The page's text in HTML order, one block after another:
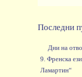
Последни
Дни на
9. Френска
Ламартин“